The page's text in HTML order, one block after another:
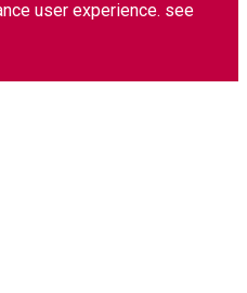
user experience. see